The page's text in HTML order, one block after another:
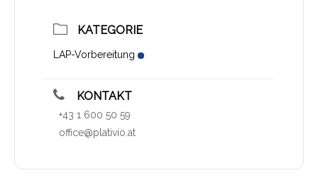
KATEGORIE
LAP-Vorbereitung
KONTAKT
+43 1 600 50 59
office@plativio.at